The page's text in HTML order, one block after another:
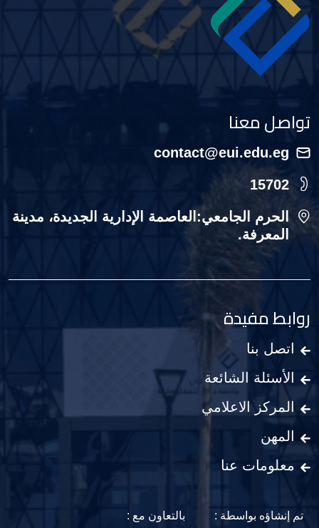
تواصل معنا
contact@eui.edu.eg
15702
الحرم الجامعي:العاصمة الإدارية الجديدة، مدينة
المعرفة.
روابط مفيدة
اتصل بنا
الأسئلة الشائعة
المركز الاعلامي
المهن
معلومات عنا
تم إنشاؤه بواسطة : بالتعاون مع :